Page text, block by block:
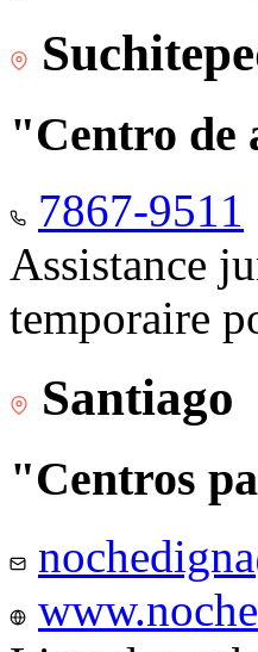
"Centro de
7867-9511
Assistance
temporaire
Santiago
"Centros